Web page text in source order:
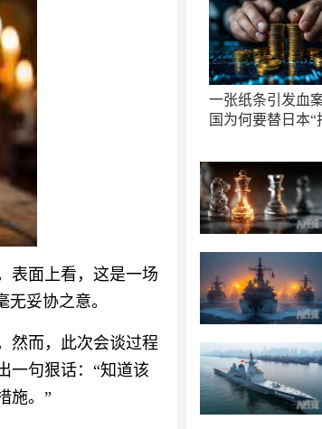
表面上看，这是一场
妥协之意。
然而，此次会谈过程
一句狠话：“知道该
施。”
一张纸条引发血
国为何要替日本“